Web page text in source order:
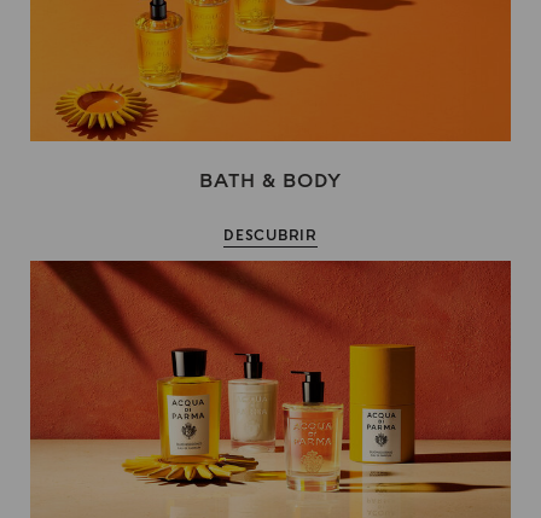
BATH & BODY
DESCUBRIR